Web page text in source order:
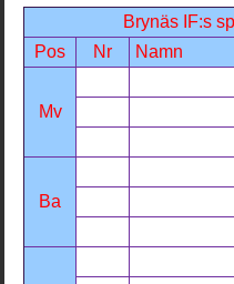
Brynäs IF:s
Pos
Nr Namn
Mv
Ba